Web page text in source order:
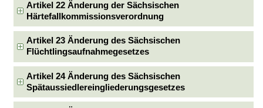
Artikel 22 Änderung der Sächsischen
Härtefallkommissionsverordnung
Artikel 23 Änderung des Sächsischen
Flüchtlingsaufnahmegesetzes
Artikel 24 Änderung des Sächsischen
Spätaussiedlereingliederungsgesetzes